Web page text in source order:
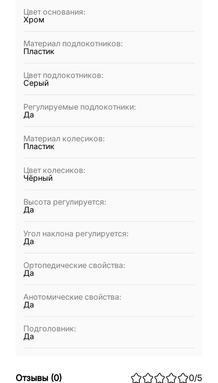
Цвет основания:
Хром
Материал подлокотников:
Пластик
Цвет подлокотников:
Серый
Регулируемые подлокотники:
Да
Материал колесиков:
Пластик
Цвет колесиков:
Чёрный
Высота регулируется:
Да
Угол наклона регулируется:
Да
Ортопедические свойства:
Да
Анотомические свойства:
Да
Подголовник:
Да
Отзывы (0) 0/5